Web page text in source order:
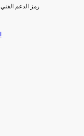
Support ID is 3112896270389437807 رمز الدعم الفني